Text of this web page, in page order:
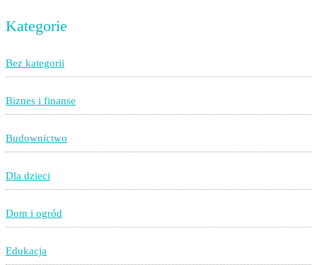
Kategorie
Bez kategorii
Biznes i finanse
Budownictwo
Dla dzieci
Dom i ogród
Edukacja